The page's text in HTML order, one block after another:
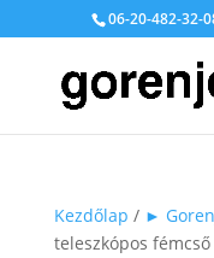
06-20-482-32-
Kezdőlap / ►
teleszkópos fémcső